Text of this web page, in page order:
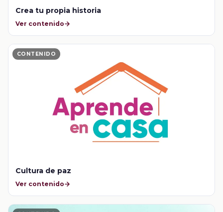
Crea tu propia historia
Ver contenido
CONTENIDO
Cultura de paz
Ver contenido